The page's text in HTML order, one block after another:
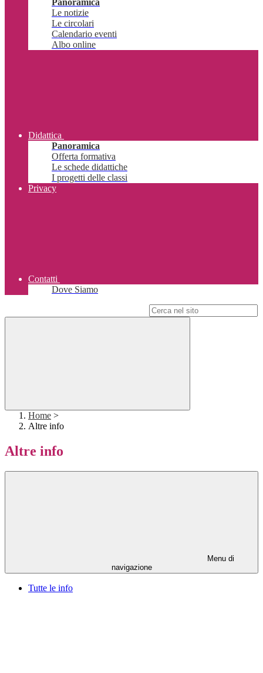
Panoramica
Le notizie
Le circolari
Calendario eventi
Albo online
Didattica
Panoramica
Offerta formativa
Le schede didattiche
I progetti delle classi
Privacy
Contatti
Dove Siamo
Home >
Altre info
Altre info
Menu di
navigazione
Tutte le info